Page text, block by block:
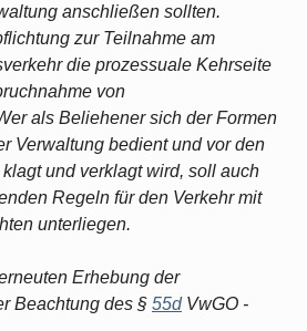
anschließen sollten.
zur Teilnahme am
die prozessuale Kehrseite
von
als Beliehener sich der Formen
Verwaltung bedient und vor den
und verklagt wird, soll auch
Regeln für den Verkehr mit
unterliegen.
Erhebung der
Beachtung des § 55dVwGO -